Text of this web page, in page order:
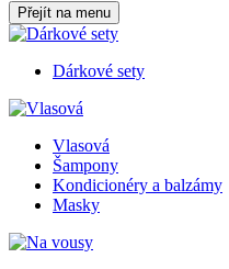
Přejít na menu
Dárkové sety
Vlasová
Šampony
Kondicionéry a balzámy
Masky